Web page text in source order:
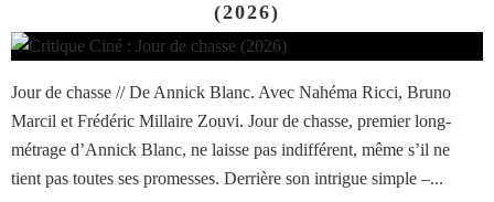
(2026)
Jour de chasse // De Annick Blanc. Avec Nahéma Ricci, Bruno
Marcil et Frédéric Millaire Zouvi. Jour de chasse, premier long-
métrage d’Annick Blanc, ne laisse pas indifférent, même s’il ne
tient pas toutes ses promesses. Derrière son intrigue simple –...